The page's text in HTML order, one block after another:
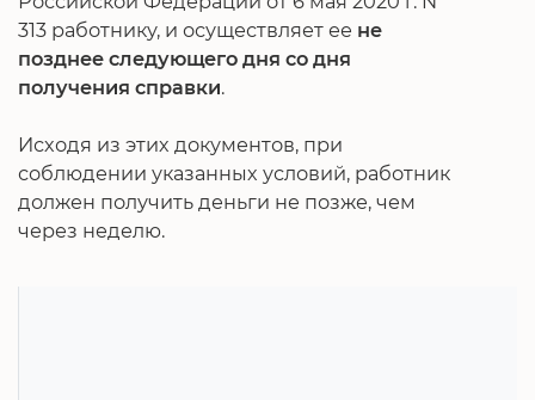
313 работнику, и осуществляет ее не
позднее следующего дня со дня
получения справки.
Исходя из этих документов, при
соблюдении указанных условий, работник
должен получить деньги не позже, чем
через неделю.